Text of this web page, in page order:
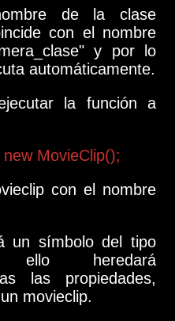
de la clase
con el nombre
y por lo
automáticamente.
la función a
MovieClip();
con el nombre
un símbolo del tipo
ello heredará
las propiedades,
movieclip.